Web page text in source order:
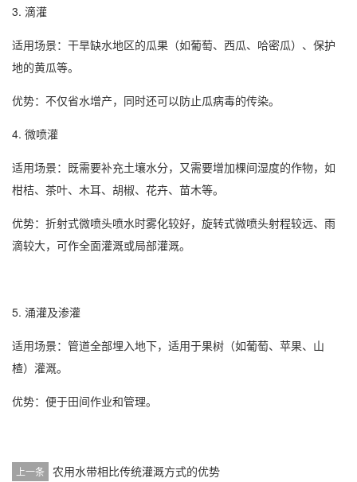
3. ‌滴灌‌
‌适用场景‌：干旱缺水地区的瓜果（如葡萄、西瓜、哈密瓜）、保护
地的黄瓜等。
‌优势‌：不仅省水增产，同时还可以防止瓜病毒的传染。
4. ‌微喷灌‌
‌适用场景‌：既需要补充土壤水分，又需要增加棵间湿度的作物，如
柑桔、茶叶、木耳、胡椒、花卉、苗木等。
‌优势‌：折射式微喷头喷水时雾化较好，旋转式微喷头射程较远、雨
滴较大，可作全面灌溉或局部灌溉。
5. ‌涌灌及渗灌‌
‌适用场景‌：管道全部埋入地下，适用于果树（如葡萄、苹果、山
楂）灌溉。
‌优势‌：便于田间作业和管理。
上一条 ​农用水带相比传统灌溉方式的优势